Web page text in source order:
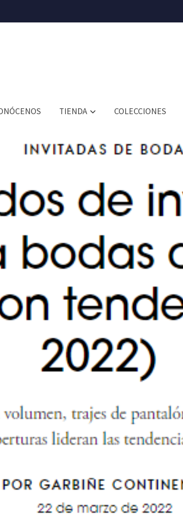
TIENDA COLECCIONES